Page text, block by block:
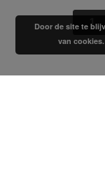
1
Door de site te
van cookies.